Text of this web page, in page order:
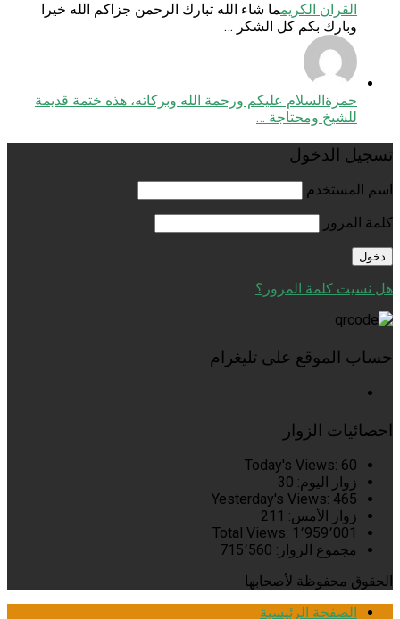
القران الكريمما شاء الله تبارك الرحمن جزاكم الله خيرا
وبارك بكم كل الشكر …
حمزةالسلام عليكم ورحمة الله وبركاته، هذه ختمة قديمة
للشيخ ومحتاجة …
تسجيل الدخول
اسم المستخدم
كلمة المرور
هل نسيت كلمة المرور؟
حساب الموقع على تليغرام
احصائيات الزوار
Today's Views: 60
زوار اليوم: 30
Yesterday's Views: 465
زوار الأمس: 211
Total Views: 1٬959٬001
مجموع الزوار: 715٬560
الحقوق محفوظة لأصحابها
الصفحة الرئيسية